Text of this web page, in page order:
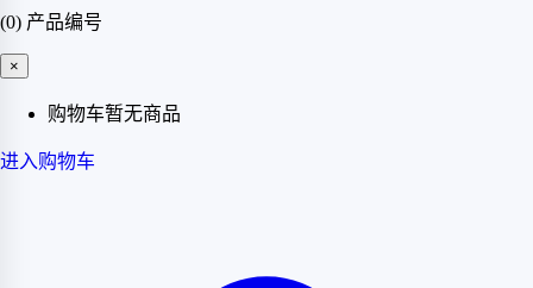
(0) 产品编号
×
购物车暂无商品
进入购物车